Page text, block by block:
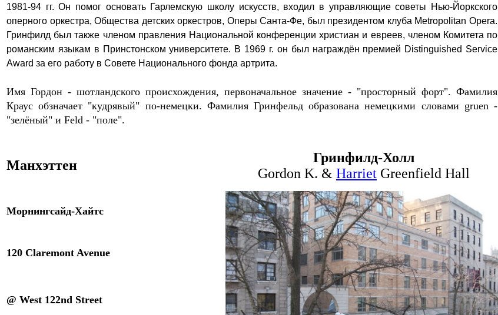
1981-94 гг. Он помог основать Гарлемскую школу искусств, входил в управляющие советы Нью-Йоркского
оперного оркестра, Общества детских оркестров, Оперы Санта-Фе, был президентом клуба Metropolitan Opera.
Гринфилд был также членом правления Национальной конференции христиан и евреев, членом Комитета по
романским языкам в Принстонском университете. В 1969 г. он был награждён премией Distinguished Service
Award за его работу в Совете Национального фонда артрита.
Имя Гордон - шотландского происхождения, первоначальное значение - "просторный форт". Фамилия
Краус обзначает "кудрявый" по-немецки. Фамилия Гринфельд образована немецкими словами gruen -
"зелёный" и Feld - "поле".
Манхэттен
Гринфилд-Холл
Gordon K. & Harriet Greenfield Hall
Морнингсайд-Хайтс
120 Claremont Avenue
@ West 122nd Street